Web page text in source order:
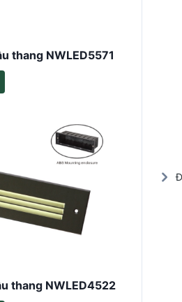
tủ
trần
Đèn LED
Đèn năng
Đèn LED
thang NWLED5571
thang NWLED4522